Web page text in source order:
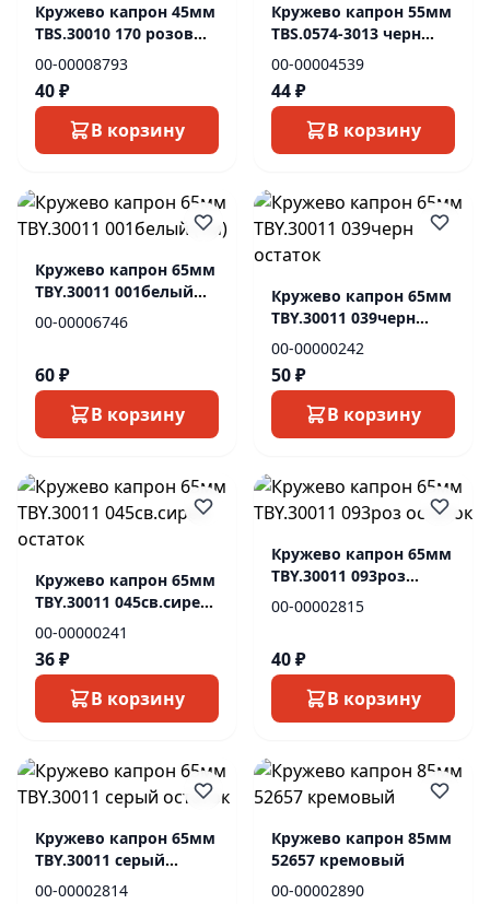
Кружево капрон 45мм
ТBS.30010 170 розов
(1м)
00-00008793
40 ₽
В корзину
Кружево капрон 55мм
ТBS.0574-3013 черн
(1м)
00-00004539
44 ₽
В корзину
Кружево капрон 65мм
ТBY.30011 001белый
(1м)
00-00006746
60 ₽
В корзину
Кружево капрон 65мм
ТBY.30011 039черн
остаток
00-00000242
50 ₽
В корзину
Кружево капрон 65мм
ТBY.30011 045св.сирен
остаток
00-00000241
36 ₽
В корзину
Кружево капрон 65мм
ТBY.30011 093роз
остаток
00-00002815
40 ₽
В корзину
Кружево капрон 65мм
ТBY.30011 серый
остаток
00-00002814
Кружево капрон 85мм
52657 кремовый
00-00002890